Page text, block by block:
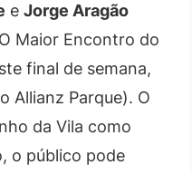
e Jorge Aragão
Maior Encontro do
final de semana,
Allianz Parque). O
da Vila como
o público pode